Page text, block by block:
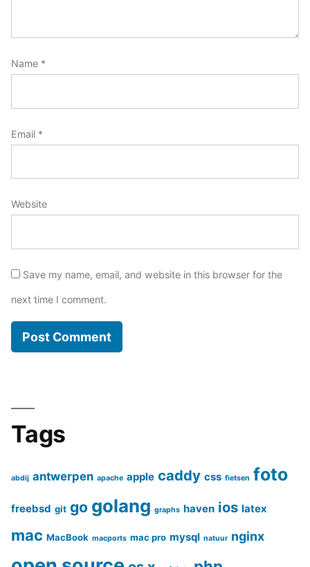
Name *
Email *
Website
Save my name, email, and website in this browser for the
next time I comment.
Tags
abdij antwerpen apache apple caddy css fietsen foto
freebsd git go golang graphs haven ios latex
mac MacBook macports mac pro mysql natuur nginx